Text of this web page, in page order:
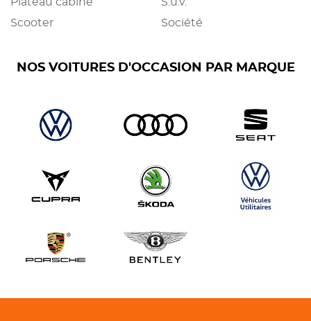
Scooter
Société
NOS VOITURES D'OCCASION PAR MARQUE